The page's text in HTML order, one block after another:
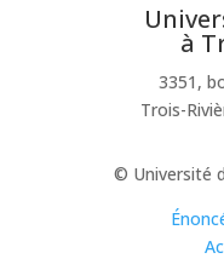
à
3351,
Trois-
© Université